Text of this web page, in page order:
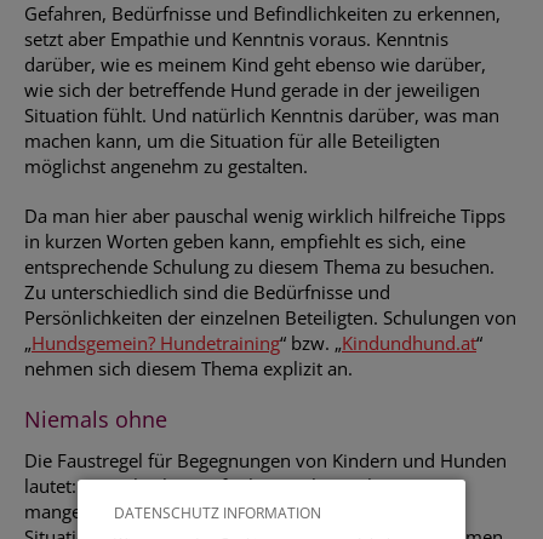
DATENSCHUTZ INFORMATION
Gefahren, Bedürfnisse und Befindlichkeiten zu erkennen,
setzt aber Empathie und Kenntnis voraus. Kenntnis
darüber, wie es meinem Kind geht ebenso wie darüber,
wie sich der betreffende Hund gerade in der jeweiligen
Situation fühlt. Und natürlich Kenntnis darüber, was man
machen kann, um die Situation für alle Beteiligten
möglichst angenehm zu gestalten.
Da man hier aber pauschal wenig wirklich hilfreiche Tipps
in kurzen Worten geben kann, empfiehlt es sich, eine
entsprechende Schulung zu diesem Thema zu besuchen.
Zu unterschiedlich sind die Bedürfnisse und
Persönlichkeiten der einzelnen Beteiligten. Schulungen von
„Hundsgemein? Hundetraining“ bzw. „Kindundhund.at“
nehmen sich diesem Thema explizit an.
Niemals ohne
Die Faustregel für Begegnungen von Kindern und Hunden
lautet: niemals ohne Aufsicht. Das hat nichts mit
mangelndem Vertrauen zu tun, sondern damit, dass